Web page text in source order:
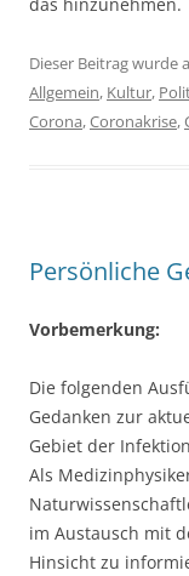
das hinzunehmen.
Dieser Beitrag wurde
Allgemein, Kultur,
Corona,Coronakrise,
Persönliche
Vorbemerkung:
Die folgenden
Gedanken zur
Gebiet der
Als
im Austausch mit
Hinsicht zu